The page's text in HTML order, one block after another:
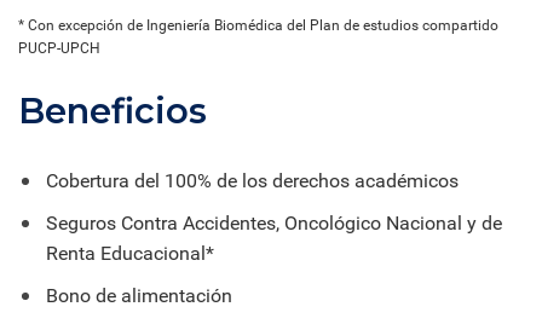
* Con excepción de Ingeniería Biomédica del Plan de estudios compartido
PUCP-UPCH
Beneficios
Cobertura del 100% de los derechos académicos
Seguros Contra Accidentes, Oncológico Nacional y de
Renta Educacional*
Bono de alimentación